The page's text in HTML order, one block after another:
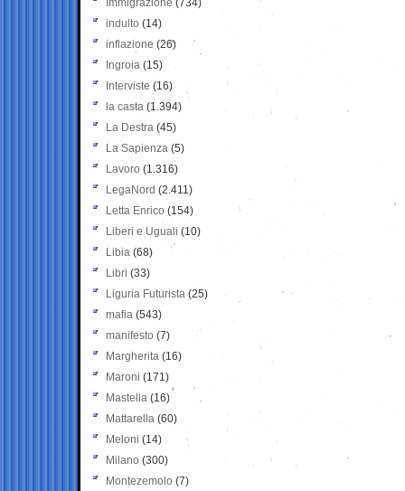
Immigrazione (734)
indulto (14)
inflazione (26)
Ingroia (15)
Interviste (16)
la casta (1.394)
La Destra (45)
La Sapienza (5)
Lavoro (1.316)
LegaNord (2.411)
Letta Enrico (154)
Liberi e Uguali (10)
Libia (68)
Libri (33)
Liguria Futurista (25)
mafia (543)
manifesto (7)
Margherita (16)
Maroni (171)
Mastella (16)
Mattarella (60)
Meloni (14)
Milano (300)
Montezemolo (7)